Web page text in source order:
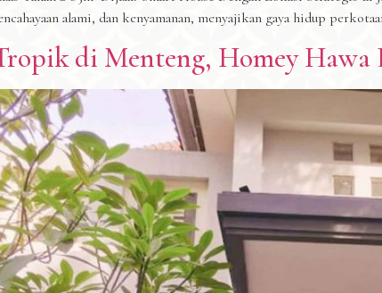
alami, dan kenyamanan, menyajikan gaya hidup
di Menteng, Homey